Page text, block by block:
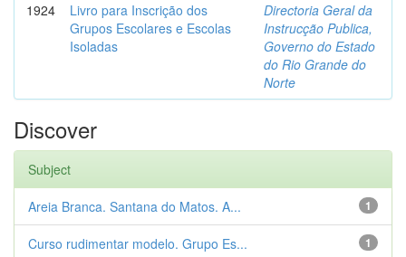
1924
Livro para Inscrição dos
Grupos Escolares e Escolas
Isoladas
Directoria Geral da
Instrucção Publica,
Governo do Estado
do Rio Grande do
Norte
Discover
Subject
1
Areia Branca. Santana do Matos. A...
1
Curso rudimentar modelo. Grupo Es...